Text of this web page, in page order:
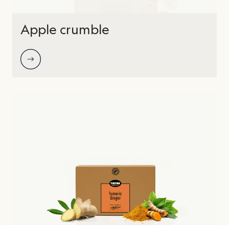
Apple crumble